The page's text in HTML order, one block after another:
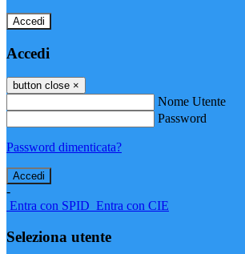
Accedi
Accedi
button close ×
Nome Utente
Password
Password dimenticata?
-
Entra con SPID Entra con CIE
Seleziona utente